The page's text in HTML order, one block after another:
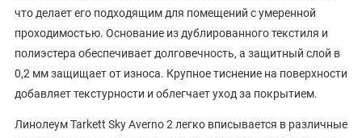
что делает его подходящим для помещений с умеренной
проходимостью. Основание из дублированного текстиля и
полиэстера обеспечивает долговечность, а защитный слой в
0,2 мм защищает от износа. Крупное тиснение на поверхности
добавляет текстурности и облегчает уход за покрытием.
Линолеум Tarkett Sky Averno 2 легко вписывается в различные